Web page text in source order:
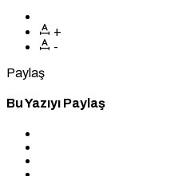
+
-
Paylaş
Bu Yazıyı Paylaş